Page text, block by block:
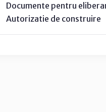
Documente pentru
Autorizatie de construire